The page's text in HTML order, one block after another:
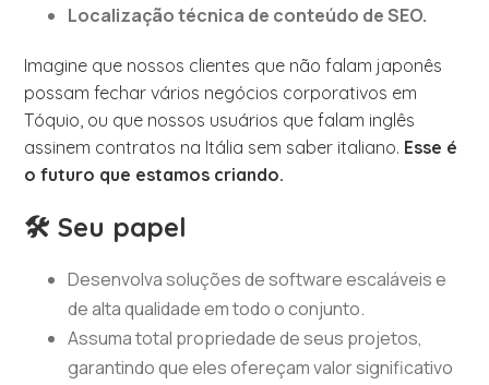
Localização técnica de conteúdo de SEO.
Imagine que nossos clientes que não falam japonês
possam fechar vários negócios corporativos em
Tóquio, ou que nossos usuários que falam inglês
assinem contratos na Itália sem saber italiano. Esse é
o futuro que estamos criando.
🛠️ Seu papel
Desenvolva soluções de software escaláveis e
de alta qualidade em todo o conjunto.
Assuma total propriedade de seus projetos,
garantindo que eles ofereçam valor significativo